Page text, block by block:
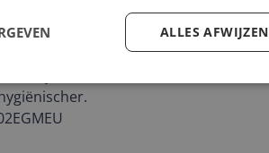
cappuccino of latte
op met de
ALLES AFWIJZEN